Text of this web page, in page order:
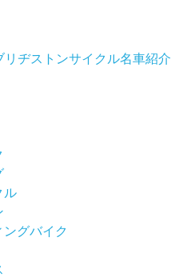
リヂストンサイクル名車紹介
ル
グバイク